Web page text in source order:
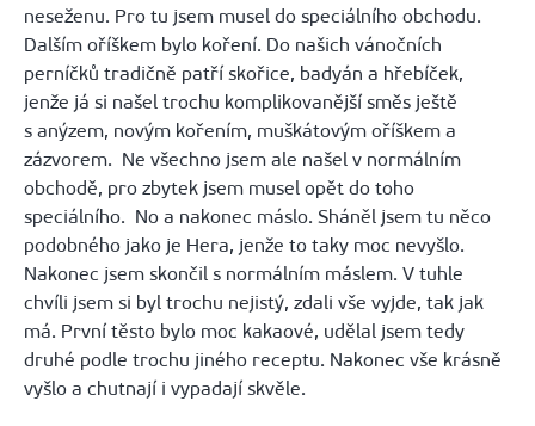
neseženu. Pro tu jsem musel do speciálního obchodu.
Dalším oříškem bylo koření. Do našich vánočních
perníčků tradičně patří skořice, badyán a hřebíček,
jenže já si našel trochu komplikovanější směs ještě
s anýzem, novým kořením, muškátovým oříškem a
zázvorem. Ne všechno jsem ale našel v normálním
obchodě, pro zbytek jsem musel opět do toho
speciálního. No a nakonec máslo. Sháněl jsem tu něco
podobného jako je Hera, jenže to taky moc nevyšlo.
Nakonec jsem skončil s normálním máslem. V tuhle
chvíli jsem si byl trochu nejistý, zdali vše vyjde, tak jak
má. První těsto bylo moc kakaové, udělal jsem tedy
druhé podle trochu jiného receptu. Nakonec vše krásně
vyšlo a chutnají i vypadají skvěle.